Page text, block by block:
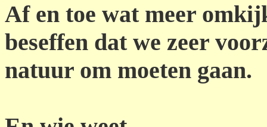
Af en toe wat meer
beseffen dat we zeer
natuur om moeten gaan.